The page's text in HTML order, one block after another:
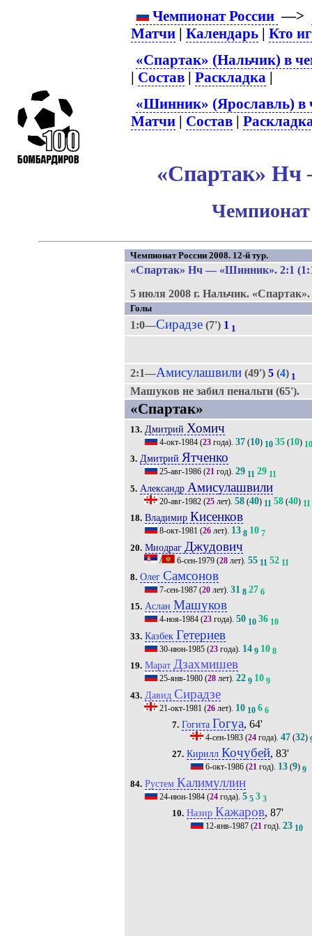
Чемпионат России —>
Матчи |Календарь |Кто
«Спартак» (Нальчик) в
| Состав |Раскладка |
«Шинник» (Ярославль) в
Матчи | Состав |
«Спартак» Нч
Чемпионат
Чемпионат России 2008. 12-й тур.
«Спартак» Нч— «Шинник». 2:1
5 июля 2008 г. Нальчик. «Спартак».
Голы
1:0—Сирадзе(7') 1 1
2:1—Амисулашвили(49') 5(4) 1
Машуков не забил пенальти (65').
«Спартак»
13. Дмитрий Хомич
4-окт-1984(23года). 37(10) 10 35(10) 10
3. Дмитрий Ятченко
25-авг-1986(21год). 29 11 29 11
5. Александр Амисулашвили
20-авг-1982(25лет). 58(40) 11 58(40) 11
18. Владимир Кисенков
8-окт-1981 (26лет). 13 8 10 7
20. Миодраг Джудович
/ 6-сен-1979(28лет). 55 11 52 11
8. Олег Самсонов
7-сен-1987(20лет). 31 8 27 6
15. Аслан Машуков
4-ноя-1984(23года). 50 10 36 10
33. Казбек Гетериев
30-июн-1985(23года). 14 9 10 8
19. Марат Дзахмишев
25-янв-1980(28лет). 22 9 10 9
43. Давид Сирадзе
21-окт-1981 (26лет). 10 10 6 6
7. Гогита Гогуа, 64'
4-сен-1983 (24 года).47 (32)
27. Кирилл Кочубей, 83'
6-окт-1986 (21 год). 13 (9) 9
84. Рустем Калимуллин
24-июн-1984(24года). 5 5 3 3
10. Назир Кажаров, 87'
12-янв-1987 (21 год).23 10